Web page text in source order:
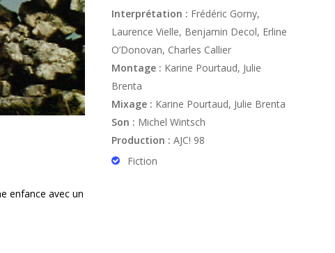
enfance avec un
Interprétation : Frédéric Gorny,
Laurence Vielle, Benjamin Decol, Erline
O’Donovan, Charles Callier
Montage : Karine Pourtaud, Julie
Brenta
Mixage : Karine Pourtaud, Julie Brenta
Son : Michel Wintsch
Production : AJC! 98
Fiction